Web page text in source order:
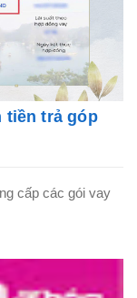
tiền trả góp
cấp các gói vay